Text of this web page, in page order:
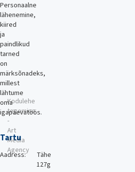
Personaalne
lähenemine,
kiired
ja
paindlikud
tarned
on
märksõnadeks,
millest
lähtume
oma
igapäevatöös.
Tartu
Aadress:
Tähe
127g
Kodulehe
tegemine
-
Art
Media
Agency